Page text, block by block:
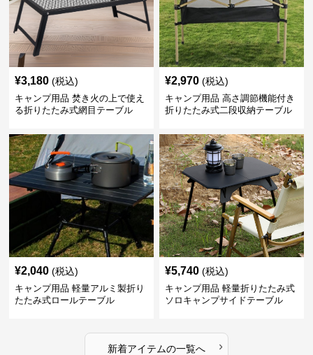
¥3,180 (税込)
キャンプ用品 焚き火の上で使え
る折りたたみ式網目テーブル
¥2,970 (税込)
キャンプ用品 高さ調節機能付き
折りたたみ式二段収納テーブル
¥2,040 (税込)
キャンプ用品 軽量アルミ製折り
たたみ式ロールテーブル
¥5,740 (税込)
キャンプ用品 軽量折りたたみ式
ソロキャンプサイドテーブル
新着アイテムの一覧へ ›